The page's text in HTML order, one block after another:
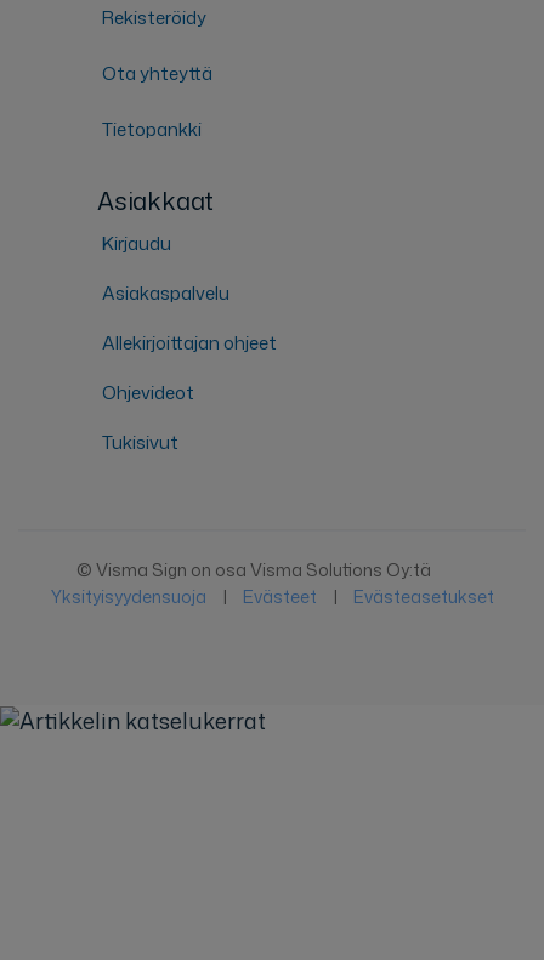
Rekisteröidy
Ota yhteyttä
Tietopankki
Asiakkaat
Kirjaudu
Asiakaspalvelu
Allekirjoittajan ohjeet
Ohjevideot
Tukisivut
© Visma Sign on osa Visma Solutions Oy:tä
Yksityisyydensuoja
| Evästeet | Evästeasetukset